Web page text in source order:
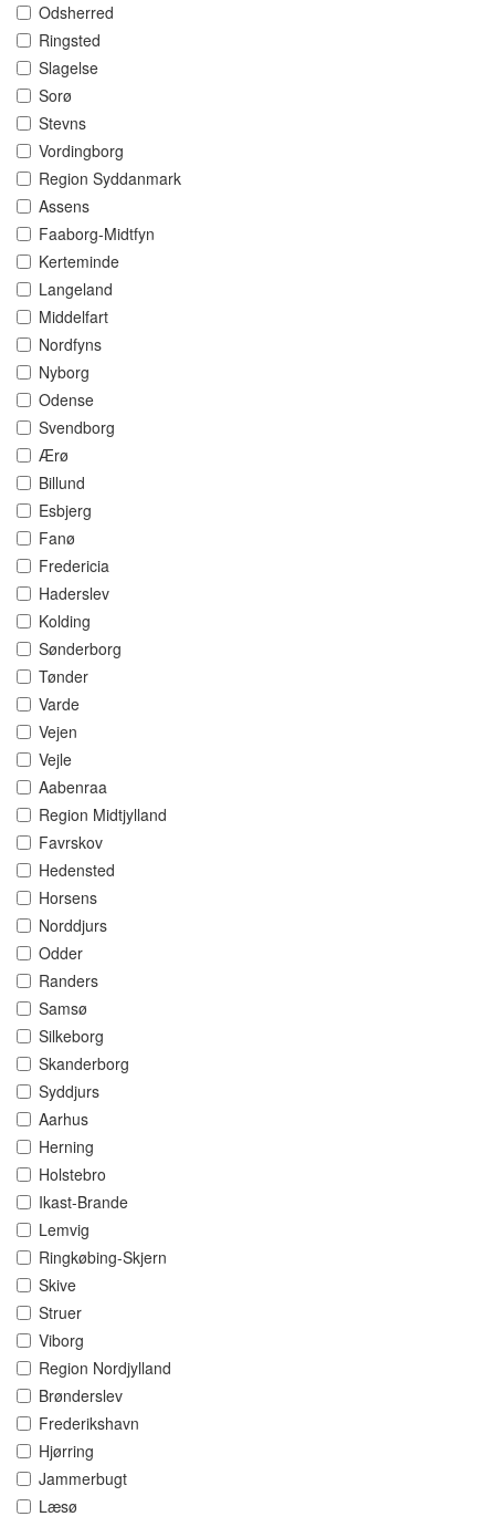
Odsherred
Ringsted
Slagelse
Sorø
Stevns
Vordingborg
Region Syddanmark
Assens
Faaborg-Midtfyn
Kerteminde
Langeland
Middelfart
Nordfyns
Nyborg
Odense
Svendborg
Ærø
Billund
Esbjerg
Fanø
Fredericia
Haderslev
Kolding
Sønderborg
Tønder
Varde
Vejen
Vejle
Aabenraa
Region Midtjylland
Favrskov
Hedensted
Horsens
Norddjurs
Odder
Randers
Samsø
Silkeborg
Skanderborg
Syddjurs
Aarhus
Herning
Holstebro
Ikast-Brande
Lemvig
Ringkøbing-Skjern
Skive
Struer
Viborg
Region Nordjylland
Brønderslev
Frederikshavn
Hjørring
Jammerbugt
Læsø